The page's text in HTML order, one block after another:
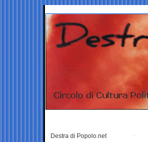
Destra di Popolo.net